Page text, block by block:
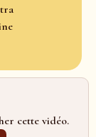
cette vidéo.